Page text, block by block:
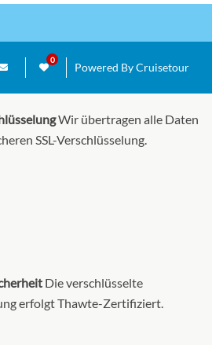
Powered By Cruisetour
Wir übertragen alle Daten
SSL-Verschlüsselung.
Die verschlüsselte
erfolgt Thawte-Zertifiziert.